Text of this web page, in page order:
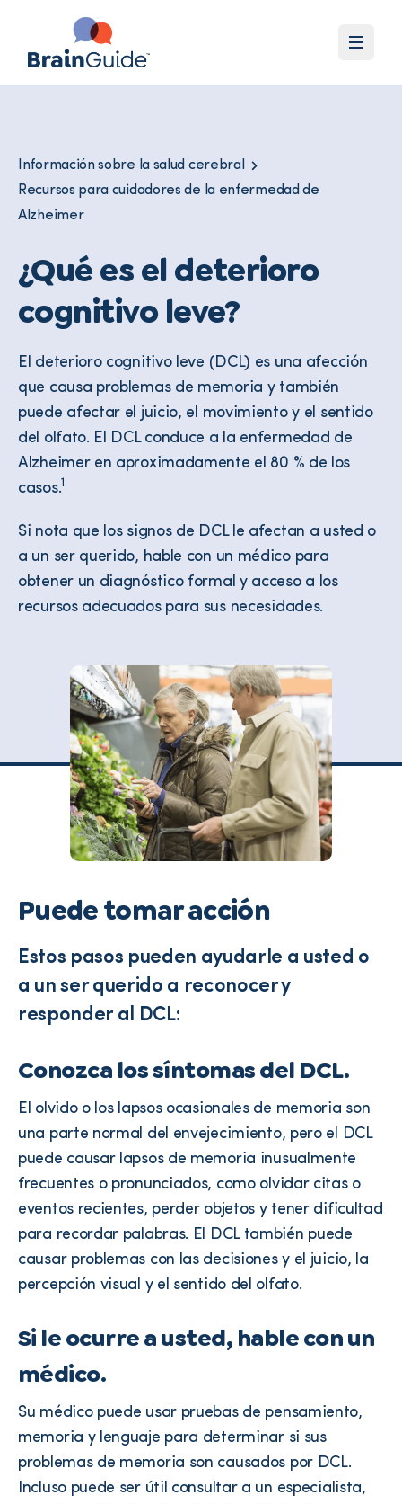
Información sobre la salud cerebral
Recursos para cuidadores de la enfermedad de
Alzheimer
¿Qué es el deterioro
cognitivo leve?
El deterioro cognitivo leve (DCL) es una afección
que causa problemas de memoria y también
puede afectar el juicio, el movimiento y el sentido
del olfato. El DCL conduce a la enfermedad de
Alzheimer en aproximadamente el 80 % de los
casos.1
Si nota que los signos de DCL le afectan a usted o
a un ser querido, hable con un médico para
obtener un diagnóstico formal y acceso a los
recursos adecuados para sus necesidades.
Puede tomar acción
Estos pasos pueden ayudarle a usted o
a un ser querido a reconocer y
responder al DCL:
Conozca los síntomas del DCL.
El olvido o los lapsos ocasionales de memoria son
una parte normal del envejecimiento, pero el DCL
puede causar lapsos de memoria inusualmente
frecuentes o pronunciados, como olvidar citas o
eventos recientes, perder objetos y tener dificultad
para recordar palabras. El DCL también puede
causar problemas con las decisiones y el juicio, la
percepción visual y el sentido del olfato.
Si le ocurre a usted, hable con un
médico.
Su médico puede usar pruebas de pensamiento,
memoria y lenguaje para determinar si sus
problemas de memoria son causados por DCL.
Incluso puede ser útil consultar a un especialista,